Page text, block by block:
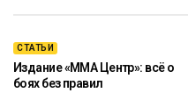
СТАТЬИ
Издание «ММА Центр»: всё о
боях без правил